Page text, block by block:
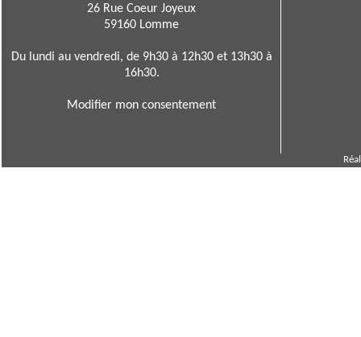
26 Rue Coeur Joyeux
59160 Lomme
Du lundi au vendredi, de 9h30 à 12h30 et 13h30 à
16h30.
Modifier mon consentement